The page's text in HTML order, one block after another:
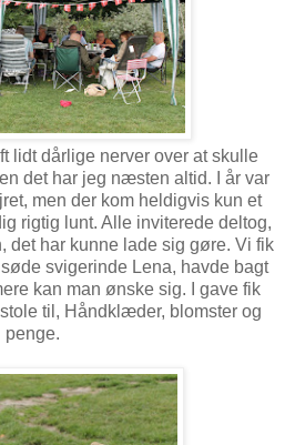
lidt dårlige nerver over at skulle
det har jeg næsten altid. I år var
men der kom heldigvis kun et
rigtig lunt. Alle inviterede deltog,
det har kunne lade sig gøre. Vi fik
svigerinde Lena, havde bagt
kan man ønske sig. I gave fik
til, Håndklæder, blomster og
penge.